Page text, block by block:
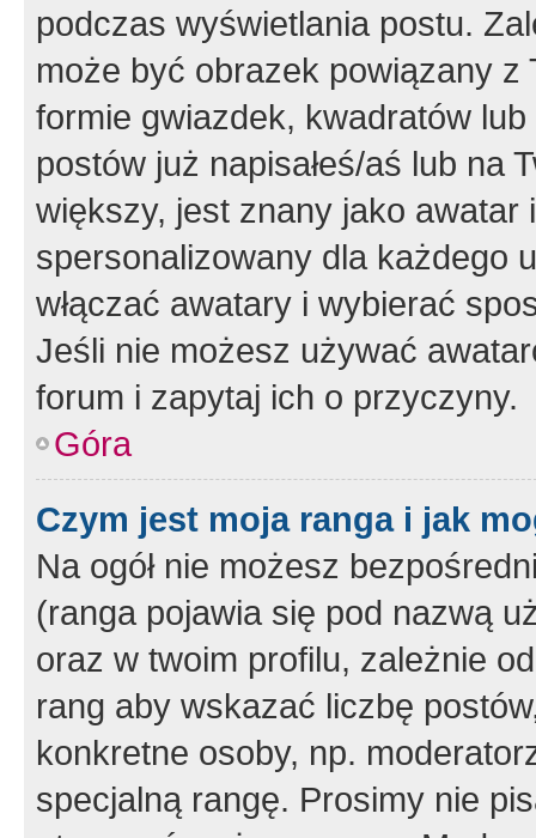
podczas wyświetlania postu.
może być obrazek powiązany z
formie gwiazdek, kwadratów
postów już napisałeś/aś lub na
większy, jest znany jako
spersonalizowany dla każdego
włączać awatary i wybierać
Jeśli nie możesz używać
forum i zapytaj ich o przyczyny.
Góra
Czym jest moja ranga i jak
Na ogół nie możesz
(ranga pojawia się pod nazwą
oraz w twoim profilu, zależnie
rang aby wskazać liczbę
konkretne osoby, np.
specjalną rangę. Prosimy nie